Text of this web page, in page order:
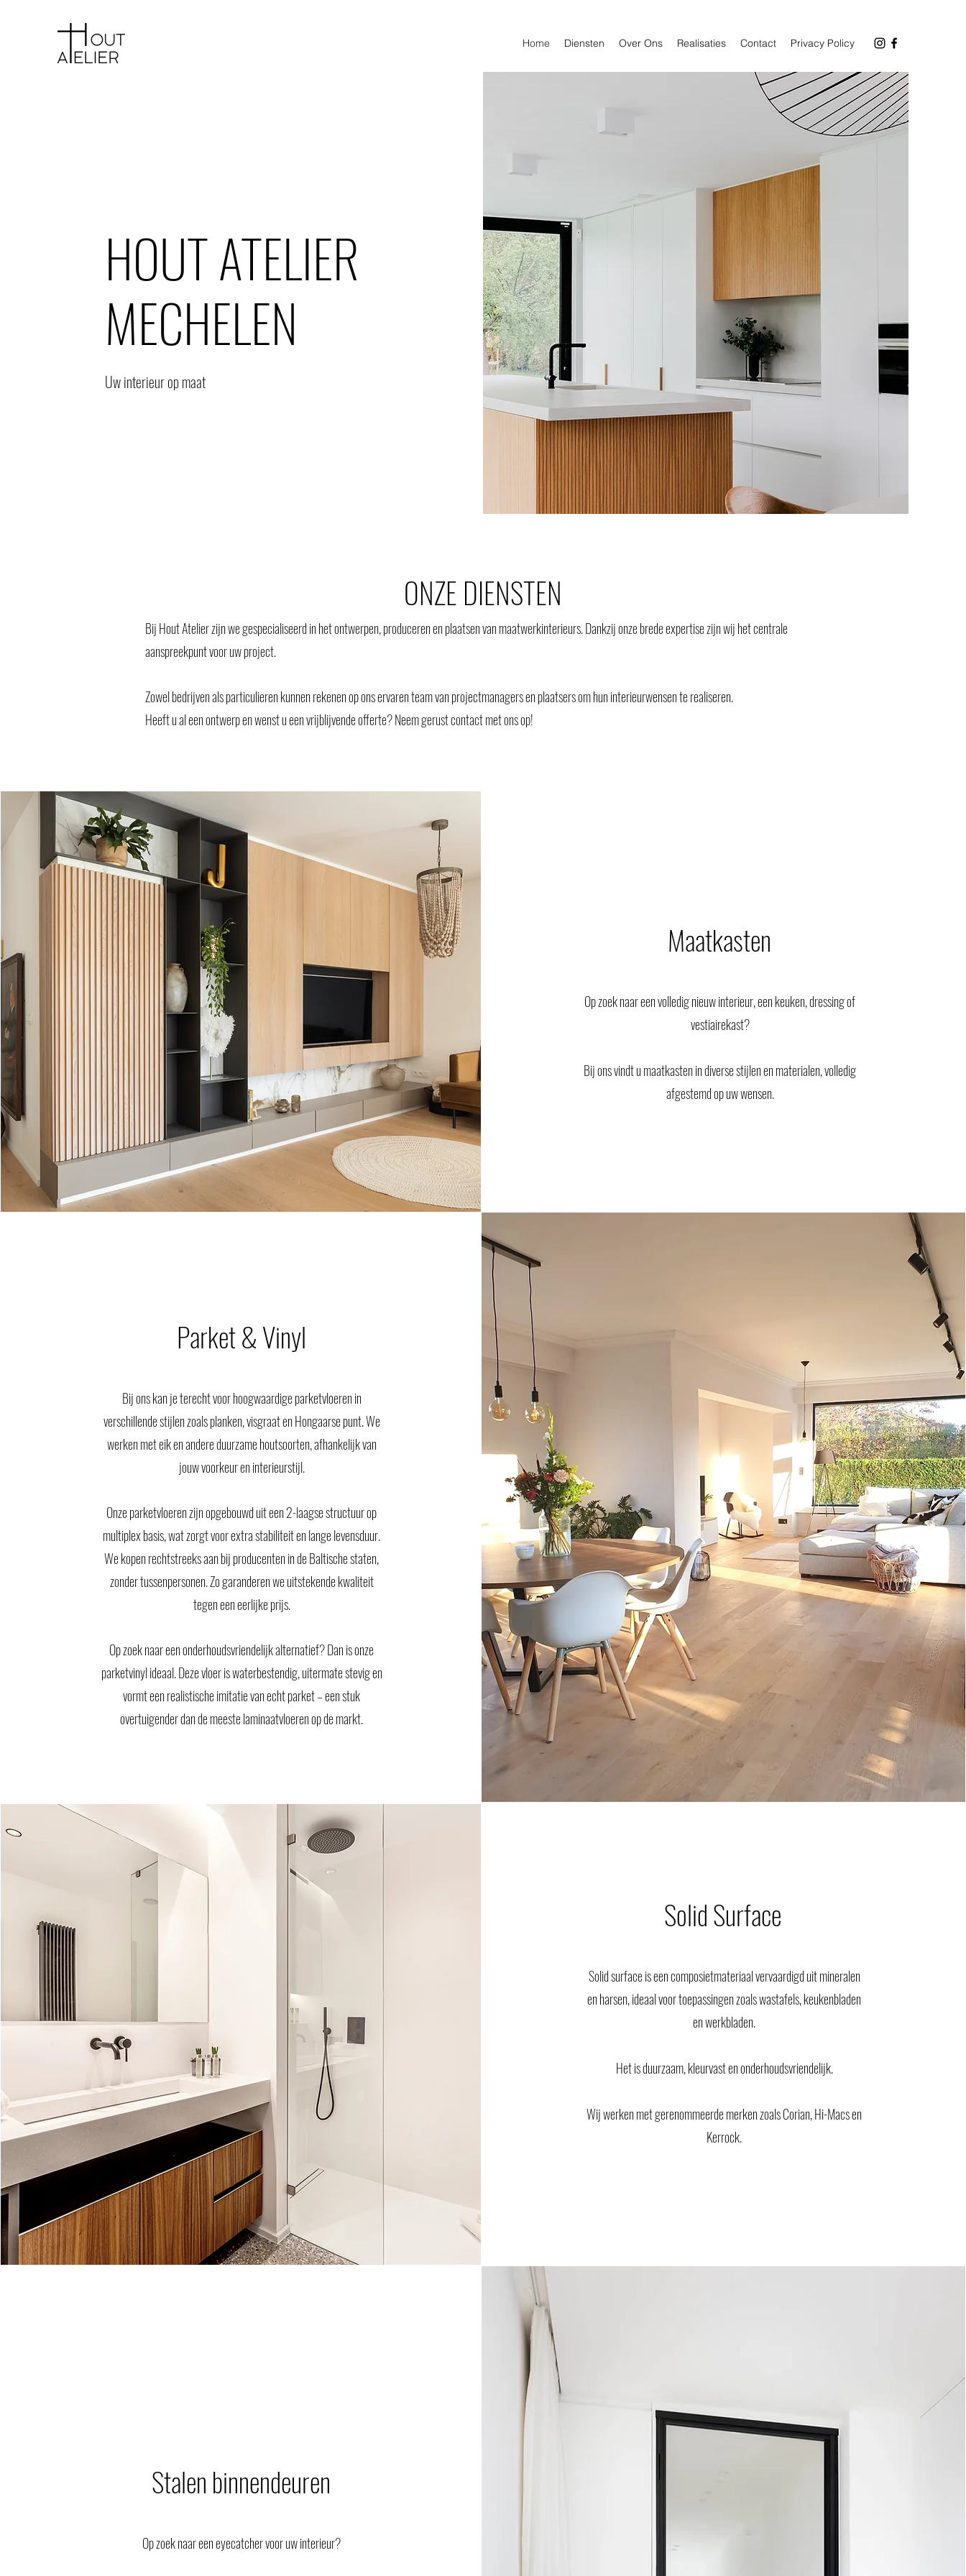
Home Diensten Over Ons Realisaties Contact Privacy Policy
HOUT ATELIER
MECHELEN
Uw interieur op maat
ONZE DIENSTEN
Bij Hout Atelier zijn we gespecialiseerd in het ontwerpen, produceren en plaatsen van maatwerkinterieurs. Dankzij onze brede expertise zijn wij het centrale
aanspreekpunt voor uw project.
Zowel bedrijven als particulieren kunnen rekenen op ons ervaren team van projectmanagers en plaatsers om hun interieurwensen te realiseren.
Heeft u al een ontwerp en wenst u een vrijblijvende offerte? Neem gerust contact met ons op!
Maatkasten
Op zoek naar een volledig nieuw interieur, een keuken, dressing of
vestiairekast?
Bij ons vindt u maatkasten in diverse stijlen en materialen, volledig
afgestemd op uw wensen.
Parket & Vinyl
Bij ons kan je terecht voor hoogwaardige parketvloeren in
verschillende stijlen zoals planken, visgraat en Hongaarse punt. We
werken met eik en andere duurzame houtsoorten, afhankelijk van
jouw voorkeur en interieurstijl.
Onze parketvloeren zijn opgebouwd uit een 2-laagse structuur op
multiplex basis, wat zorgt voor extra stabiliteit en lange levensduur.
We kopen rechtstreeks aan bij producenten in de Baltische staten,
zonder tussenpersonen. Zo garanderen we uitstekende kwaliteit
tegen een eerlijke prijs.
Op zoek naar een onderhoudsvriendelijk alternatief? Dan is onze
parketvinyl ideaal. Deze vloer is waterbestendig, uitermate stevig en
vormt een realistische imitatie van echt parket – een stuk
overtuigender dan de meeste laminaatvloeren op de markt.
Solid Surface
Solid surface is een composietmateriaal vervaardigd uit mineralen
en harsen, ideaal voor toepassingen zoals wastafels, keukenbladen
en werkbladen.
Het is duurzaam, kleurvast en onderhoudsvriendelijk.
Wij werken met gerenommeerde merken zoals Corian, Hi-Macs en
Kerrock.
Stalen binnendeuren
Op zoek naar een eyecatcher voor uw interieur?